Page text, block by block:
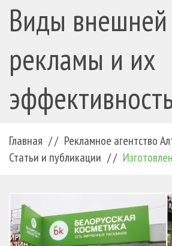
Виды внешней
рекламы и их
Главная / / Рекламное агентство
Статьи и публикации / /